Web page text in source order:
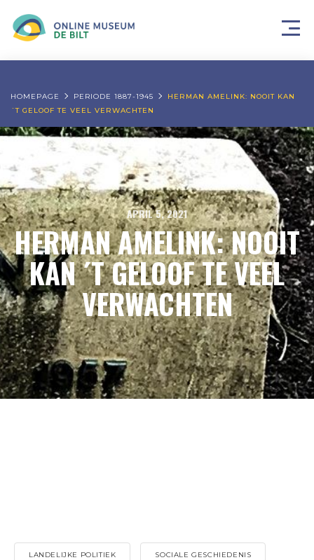
HOMEPAGE PERIODE 1887-1945
HERMAN AMELINK: NOOIT KAN
´T GELOOF TE VEEL VERWACHTEN
APRIL 5, 2021
HERMAN AMELINK: NOOIT
KAN ´T GELOOF TE VEEL
VERWACHTEN
LANDELIJKE POLITIEK SOCIALE GESCHIEDENIS